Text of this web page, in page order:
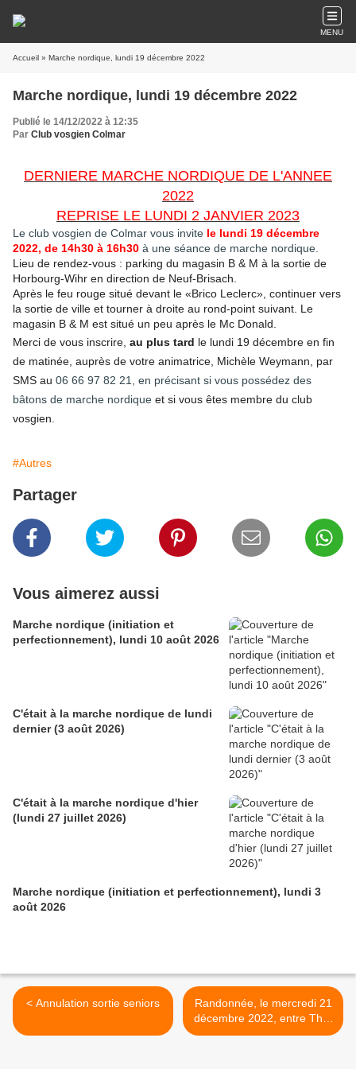
MENU
Accueil » Marche nordique, lundi 19 décembre 2022
Marche nordique, lundi 19 décembre 2022
Publié le 14/12/2022 à 12:35
Par Club vosgien Colmar
DERNIERE MARCHE NORDIQUE DE L'ANNEE
2022
REPRISE LE LUNDI 2 JANVIER 2023
Le club vosgien de Colmar vous invite le lundi 19 décembre
2022, de 14h30 à 16h30 à une séance de marche nordique.
Lieu de rendez-vous : parking du magasin B & M à la sortie de
Horbourg-Wihr en direction de Neuf-Brisach.
Après le feu rouge situé devant le «Brico Leclerc», continuer vers
la sortie de ville et tourner à droite au rond-point suivant. Le
magasin B & M est situé un peu après le Mc Donald.
Merci de vous inscrire, au plus tard le lundi 19 décembre en fin
de matinée, auprès de votre animatrice, Michèle Weymann, par
SMS au 06 66 97 82 21, en précisant si vous possédez des
bâtons de marche nordique et si vous êtes membre du club
vosgien
#Autres
Partager
Vous aimerez aussi
Marche nordique (initiation et
perfectionnement), lundi 10 août 2026
C'était à la marche nordique de lundi
dernier (3 août 2026)
C'était à la marche nordique d'hier
(lundi 27 juillet 2026)
Marche nordique (initiation et perfectionnement), lundi 3
août 2026
< Annulation sortie seniors
Randonnée, le mercredi 21
décembre 2022, entre Thur
et Doller au départ de